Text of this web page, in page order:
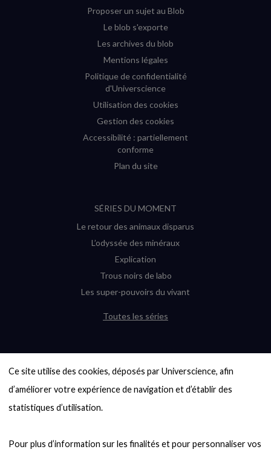
Ce site utilise des cookies, déposés par Universcience, afin
d’améliorer votre expérience de navigation et d’établir des
statistiques d’utilisation.
Pour plus d’information sur les finalités et pour personnaliser vos
Proposer un sujet au Blob
Le blob s'exporte
Les archives du blob
Mentions légales
Politique de confidentialité
d'Universcience
Utilisation des cookies
Gestion des cookies
Accessibilité : partiellement
conforme
Plan du site
SÉRIES DU MOMENT
Le retour des animaux disparus
L’odyssée des minéraux
Explication
Trous noirs de labo
Les super-pouvoirs du vivant
Toutes les séries
6000 exoplanètes, et pas de « Terre »
en vue ?
Quel avenir pour les cryptos ?
Entre mathématiques et politique : la